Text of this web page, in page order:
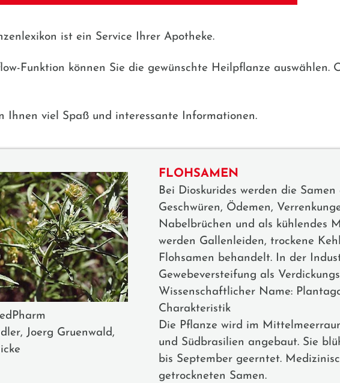
ist ein Service Ihrer Apotheke.
Funktion können Sie die gewünschte Heilpflanze auswählen.
Ihnen viel Spaß und interessante Informationen.
Joerg Gruenwald,
FLOHSAMEN
Bei Dioskurides werden die
Geschwüren, Ödemen,
Nabelbrüchen und als kühlendes
werden Gallenleiden, trockene
Flohsamen behandelt. In der
Gewebeversteifung als
Wissenschaftlicher Name:
Charakteristik
Die Pflanze wird im
und Südbrasilien angebaut. Sie
bis September geerntet.
getrockneten Samen.